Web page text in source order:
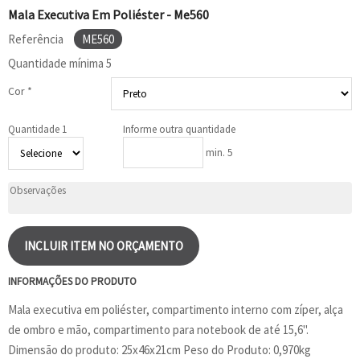
Mala Executiva Em Poliéster - Me560
Referência
ME560
Quantidade mínima 5
Cor *
Quantidade 1
Informe outra quantidade
min. 5
INCLUIR ITEM NO ORÇAMENTO
INFORMAÇÕES DO PRODUTO
Mala executiva em poliéster, compartimento interno com zíper, alça
de ombro e mão, compartimento para notebook de até 15,6".
Dimensão do produto: 25x46x21cm Peso do Produto: 0,970kg